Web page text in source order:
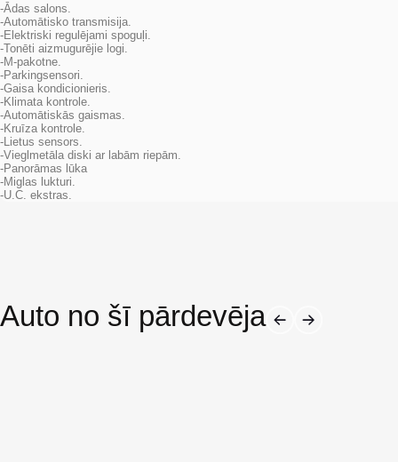
-Ādas salons.
-Automātisko transmisija.
-Elektriski regulējami spoguļi.
-Tonēti aizmugurējie logi.
-M-pakotne.
-Parkingsensori.
-Gaisa kondicionieris.
-Klimata kontrole.
-Automātiskās gaismas.
-Kruīza kontrole.
-Lietus sensors.
-Vieglmetāla diski ar labām riepām.
-Panorāmas lūka
-Miglas lukturi.
-U.C. ekstras.
Auto no šī pārdevēja